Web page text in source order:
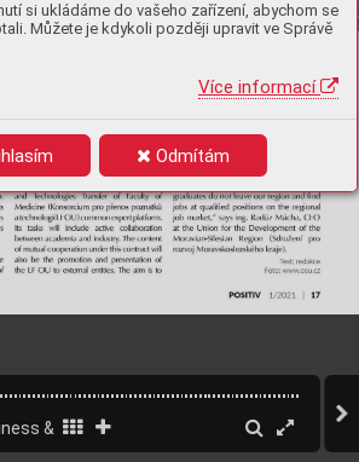
si ukládáme do vašeho zařízení, abychom se
Můžete je kdykoli později upravit ve Správě
Více informací
Odmítám
& Style 1/2021